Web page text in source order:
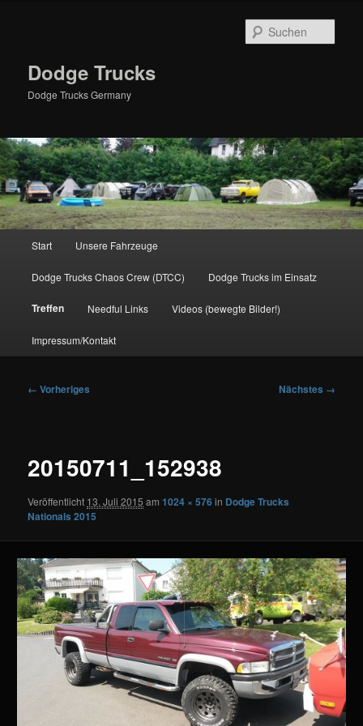
Dodge Trucks
Dodge Trucks Germany
Start Unsere Fahrzeuge
Dodge Trucks Chaos Crew (DTCC) Dodge Trucks im Einsatz
Treffen Needful Links Videos (bewegte Bilder!)
Impressum/Kontakt
Bilder-
← Vorheriges Nächstes →
20150711_152938
Veröffentlicht 13. Juli 2015 am1024 × 576 in Dodge Trucks
Nationals 2015